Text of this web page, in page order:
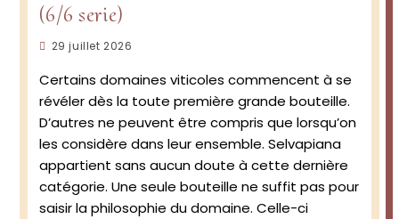
(6/6 serie)
Publication
29 juillet 2026
Certains domaines viticoles commencent à se
révéler dès la toute première grande bouteille.
D’autres ne peuvent être compris que lorsqu’on
les considère dans leur ensemble. Selvapiana
appartient sans aucun doute à cette dernière
catégorie. Une seule bouteille ne suffit pas pour
saisir la philosophie du domaine. Celle-ci